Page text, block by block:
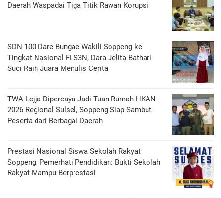
Daerah Waspadai Tiga Titik Rawan Korupsi
SDN 100 Dare Bungae Wakili Soppeng ke
Tingkat Nasional FLS3N, Dara Jelita Bathari
Suci Raih Juara Menulis Cerita
TWA Lejja Dipercaya Jadi Tuan Rumah HKAN
2026 Regional Sulsel, Soppeng Siap Sambut
Peserta dari Berbagai Daerah
Prestasi Nasional Siswa Sekolah Rakyat
Soppeng, Pemerhati Pendidikan: Bukti Sekolah
Rakyat Mampu Berprestasi